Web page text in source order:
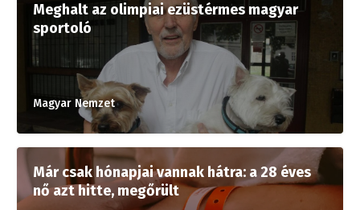
Meghalt az olimpiai ezüstérmes magyar
sportoló
Magyar Nemzet
Már csak hónapjai vannak hátra: a 28 éves
nő azt hitte, megőrült